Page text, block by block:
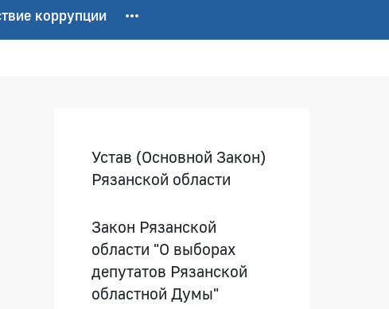
коррупции
Устав (Основной Закон)
Рязанской области
Закон Рязанской
области "О выборах
депутатов Рязанской
областной Думы"